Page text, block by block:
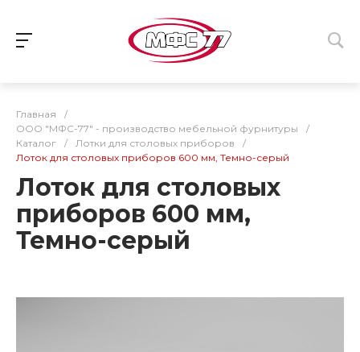
Главная
/
ООО "МФС-77" - производство мебельной фурнитуры
/
Каталог
/ Лотки для столовых приборов
/
Лоток для столовых приборов 600 мм, Темно-серый
Лоток для столовых
приборов 600 мм,
Темно-серый